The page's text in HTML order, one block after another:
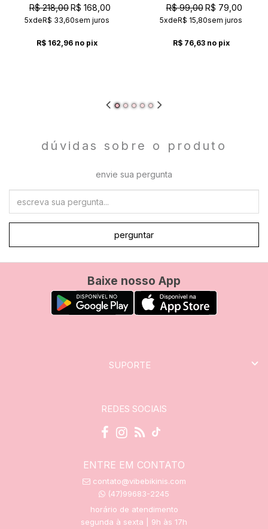
SHORT SAIA ACTIVE BLACK
R$ 218,00R$ 168,00
5xdeR$ 33,60sem juros
R$ 162,96 no pix
R$ 99,00 R$ 79,00
5xdeR$ 15,80sem juros
R$ 76,63 no pix
dúvidas sobre o produto
envie sua pergunta
perguntar
Baixe nosso App
SUPORTE
REDES SOCIAIS
ENTRE EM CONTATO
contato@vibebikinis.com
(47)99683-2245
horário de atendimento
segunda à sexta | 9h às 17h